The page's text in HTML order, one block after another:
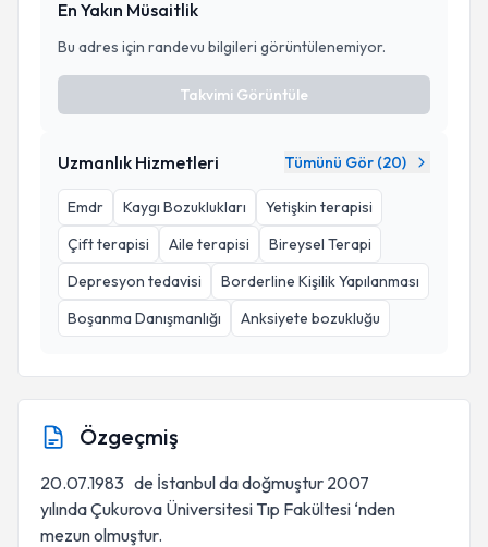
En Yakın Müsaitlik
Bu adres için randevu bilgileri görüntülenemiyor.
Takvimi Görüntüle
Uzmanlık Hizmetleri Tümünü Gör (20)
Emdr Kaygı Bozuklukları
Yetişkin terapisi
Çift terapisi
Aile terapisi
Bireysel Terapi
Depresyon tedavisi
Borderline Kişilik Yapılanması
Boşanma Danışmanlığı
Anksiyete bozukluğu
Özgeçmiş
20.07.1983 de İstanbul da doğmuştur 2007
yılında Çukurova Üniversitesi Tıp Fakültesi ‘nden
mezun olmuştur.